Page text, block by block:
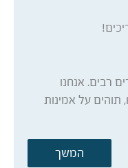
רבים. אנחנו
תוהים על אמינות
המשך